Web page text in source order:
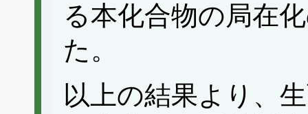
る本化合物の局在
た。
以上の結果より、